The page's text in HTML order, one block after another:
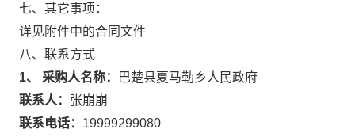
七、其它事项：
详见附件中的合同文件
八、联系方式
1、 采购人名称：
巴楚县夏马勒乡人民政府
联系人： 张崩崩
联系电话： 19999299080